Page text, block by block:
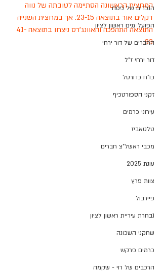
הנכדים של פסח
הפועל גנים ראשון לציון
החברים של דור ירחי
דור ירחי ז"ל
כו"ח כדורסל
זקני הספורטכיף
עירוני כרמים
טלטאביז
מכבי ראשל"צ חברים
עונת 2025
צוות פרץ
פיירבול
נבחרת עיריית ראשון לציון
שחקני השכונה
כרמים פרקש
הרכבים של רוי - שקמה
המחצית הראשונה הסתיימה לטובתה של נווה
דקלים אור בתוצאה 23-15. אך במחצית השנייה
התוצאה התהפכה והאוונג'רס ניצחו בתוצאה 41-
33.